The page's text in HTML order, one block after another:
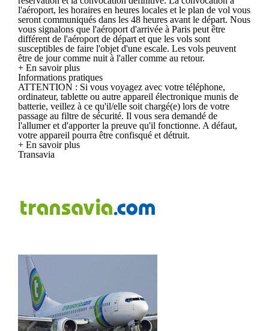
l'aéroport, les horaires en heures locales et le plan de vol vous
seront communiqués dans les 48 heures avant le départ. Nous
vous signalons que l'aéroport d'arrivée à Paris peut être
différent de l'aéroport de départ et que les vols sont
susceptibles de faire l'objet d'une escale. Les vols peuvent
être de jour comme nuit à l'aller comme au retour.
+ En savoir plus
Informations pratiques
ATTENTION : Si vous voyagez avec votre téléphone,
ordinateur, tablette ou autre appareil électronique munis de
batterie, veillez à ce qu'il/elle soit chargé(e) lors de votre
passage au filtre de sécurité. Il vous sera demandé de
l'allumer et d'apporter la preuve qu'il fonctionne. A défaut,
votre appareil pourra être confisqué et détruit.
+ En savoir plus
Transavia